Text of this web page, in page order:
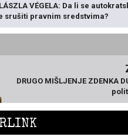
VÉGELA: Da li se
srušiti pravnim sredstvima?
DRUGO MIŠLJENJE ZDENKA